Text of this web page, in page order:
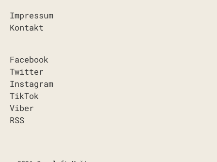
Impressum
Kontakt
Facebook
Twitter
Instagram
TikTok
Viber
RSS